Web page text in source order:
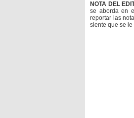
NOTA DEL
se aborda en
reportar las
siente que se